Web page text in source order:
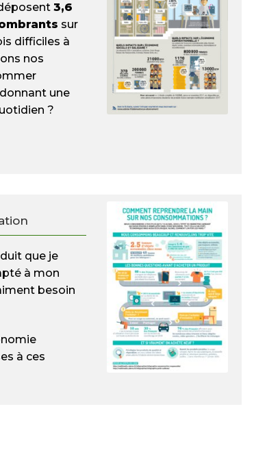
3,6
sur
difficiles à
nos
une
?
que je
à mon
besoin
à ces